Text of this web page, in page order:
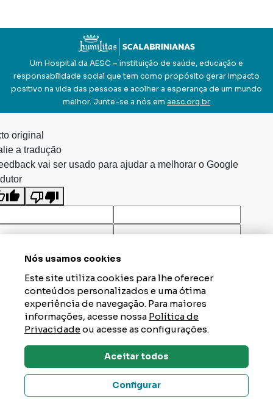
Um Hospital da AESC – instituição de saúde, educação e
responsabilidade social que tem como propósito gerar impacto
positivo na vida das pessoas e acolher a esperança de um mundo
melhor. Junte-se a nós em aesc.org.br
Dúvidas? Tire Aqui
Nós usamos cookies
Este site utiliza cookies para lhe oferecer
conteúdos personalizados e uma ótima
experiência de navegação. Para maiores
informações, acesse nossa Política de
Privacidadeou acesse as configurações.
Aceitar todos
Configurar
original
a tradução
vai ser usado para ajudar a melhorar o Google